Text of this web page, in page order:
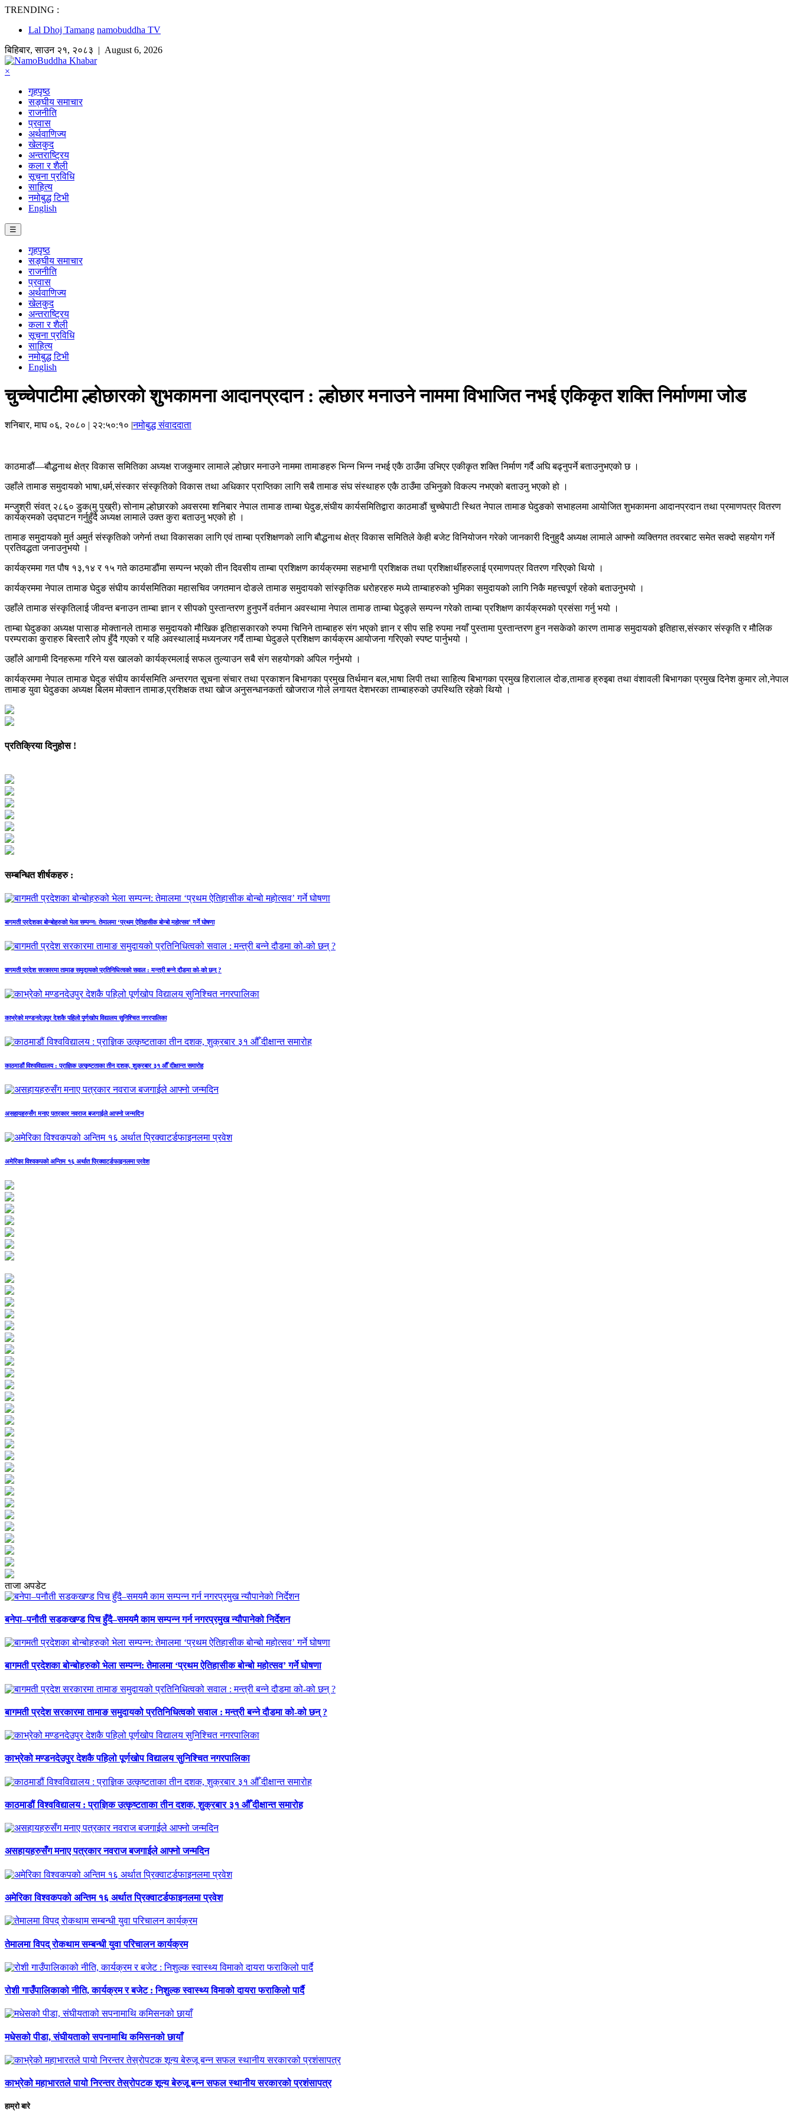
TRENDING :
Lal Dhoj Tamang namobuddha TV
बिहिबार,साउन २१, २०८३ | August 6, 2026
×
गृहपृष्ठ
सङ्घीय समाचार
राजनीति
प्रवास
अर्थवाणिज्य
खेलकुद
अन्तराष्ट्रिय
कला र शैली
सूचना प्रविधि
साहित्य
नमोबुद्ध टिभी
English
☰
गृहपृष्ठ
सङ्घीय समाचार
राजनीति
प्रवास
अर्थवाणिज्य
खेलकुद
अन्तराष्ट्रिय
कला र शैली
सूचना प्रविधि
साहित्य
नमोबुद्ध टिभी
English
चुच्चेपाटीमा ल्होछारको शुभकामना आदानप्रदान : ल्होछार मनाउने नाममा विभाजित नभई एकिकृत शक्ति निर्माणमा जोड
शनिबार, माघ ०६, २०८० | २२:५०:१० |नमोबुद्ध संवाददाता
काठमाडौं—बौद्धनाथ क्षेत्र विकास समितिका अध्यक्ष राजकुमार लामाले ल्होछार मनाउने नाममा तामाङहरु भिन्न भिन्न नभई एकै ठाउँमा उभिएर एकीकृत शक्ति निर्माण गर्दै अघि बढ्नुपर्ने बताउनुभएको छ ।
उहाँले तामाङ समुदायको भाषा,धर्म,संस्कार संस्कृतिको विकास तथा अधिकार प्राप्तिका लागि सबै तामाङ संघ संस्थाहरु एकै ठाउँमा उभिनुको विकल्प नभएको बताउनु भएको हो ।
मन्जुश्री संवत् २८६० डुक(मु पुख्री) सोनाम ल्होछारको अवसरमा शनिबार नेपाल तामाङ ताम्बा घेदुङ,संघीय कार्यसमितिद्वारा काठमाडौं चुच्चेपाटी स्थित नेपाल तामाङ घेदुङको सभाहलमा आयोजित शुभकामना आदानप्रदान तथा प्रमाणपत्र वितरण
कार्यक्रमको उद्घाटन गर्नुहुँदै अध्यक्ष लामाले उक्त कुरा बताउनु भएको हो ।
तामाङ समुदायको मुर्त अमुर्त संस्कृतिको जगेर्ना तथा विकासका लागि एवं ताम्बा प्रशिक्षणको लागि बौद्धनाथ क्षेत्र विकास समितिले केही बजेट विनियोजन गरेको जानकारी दिनुहुदै अध्यक्ष लामाले आफ्नो व्यक्तिगत तवरबाट समेत सक्दो सहयोग गर्ने
प्रतिवद्धता जनाउनुभयो ।
कार्यक्रममा गत पौष १३,१४ र १५ गते काठमाडौंमा सम्पन्न भएको तीन दिवसीय ताम्बा प्रशिक्षण कार्यक्रममा सहभागी प्रशिक्षक तथा प्रशिक्षार्थीहरुलाई प्रमाणपत्र वितरण गरिएको थियो ।
कार्यक्रममा नेपाल तामाङ घेदुङ संघीय कार्यसमितिका महासचिव जगतमान दोङले तामाङ समुदायको सांस्कृतिक धरोहरहरु मध्ये ताम्बाहरुको भुमिका समुदायको लागि निकै महत्त्वपूर्ण रहेको बताउनुभयो ।
उहाँले तामाङ संस्कृतिलाई जीवन्त बनाउन ताम्बा ज्ञान र सीपको पुस्तान्तरण हुनुपर्ने वर्तमान अवस्थामा नेपाल तामाङ ताम्बा घेदुङ्ले सम्पन्न गरेको ताम्बा प्रशिक्षण कार्यक्रमको प्रसंसा गर्नु भयो ।
ताम्बा घेदुङका अध्यक्ष पासाङ मोक्तानले तामाङ समुदायको मौखिक इतिहासकारको रुपमा चिनिने ताम्बाहरु संग भएको ज्ञान र सीप सहि रुपमा नयाँ पुस्तामा पुस्तान्तरण हुन नसकेको कारण तामाङ समुदायको इतिहास,संस्कार संस्कृति र मौलिक
परम्पराका कुराहरु बिस्तारै लोप हुँदै गएको र यहि अवस्थालाई मध्यनजर गर्दै ताम्बा घेदुङले प्रशिक्षण कार्यक्रम आयोजना गरिएको स्पष्ट पार्नुभयो ।
उहाँले आगामी दिनहरूमा गरिने यस खालको कार्यक्रमलाई सफल तुल्याउन सबै संग सहयोगको अपिल गर्नुभयो ।
कार्यक्रममा नेपाल तामाङ घेदुङ संघीय कार्यसमिति अन्तरगत सूचना संचार तथा प्रकाशन बिभागका प्रमुख तिर्थमान बल,भाषा लिपी तथा साहित्य बिभागका प्रमुख हिरालाल दोङ,तामाङ ह्रुइबा तथा वंशावली बिभागका प्रमुख दिनेश कुमार लो,नेपाल
तामाङ युवा घेदुङका अध्यक्ष बिलम मोक्तान तामाङ,प्रशिक्षक तथा खोज अनुसन्धानकर्ता खोजराज गोले लगायत देशभरका ताम्बाहरुको उपस्थिति रहेको थियो ।
प्रतिक्रिया दिनुहोस !
सम्बन्धित शीर्षकहरु :
बागमती प्रदेशका बोन्बोहरुको भेला सम्पन्न: तेमालमा ‘प्रथम ऐतिहासीक बोन्बो महोत्सव’ गर्ने घोषणा
बागमती प्रदेश सरकारमा तामाङ समुदायको प्रतिनिधित्वको सवाल : मन्त्री बन्ने दौडमा को‐को छन् ?
काभ्रेको मण्डनदेउपुर देशकै पहिलो पूर्णखोप विद्यालय सुनिश्चित नगरपालिका
काठमाडौं विश्वविद्यालय : प्राज्ञिक उत्कृष्टताका तीन दशक, शुक्रबार ३१ औँ दीक्षान्त समारोह
असहायहरुसँग मनाए पत्रकार नवराज बजगाईले आफ्नो जन्मदिन
अमेरिका विश्वकपको अन्तिम १६ अर्थात प्रिक्वाटर्डफाइनलमा प्रवेश
ताजा अपडेट
बनेपा–पनौती सडकखण्ड पिच हुँदै–समयमै काम सम्पन्न गर्न नगरप्रमुख न्यौपानेको निर्देशन
बागमती प्रदेशका बोन्बोहरुको भेला सम्पन्न: तेमालमा ‘प्रथम ऐतिहासीक बोन्बो महोत्सव’ गर्ने घोषणा
बागमती प्रदेश सरकारमा तामाङ समुदायको प्रतिनिधित्वको सवाल : मन्त्री बन्ने दौडमा को‐को छन् ?
काभ्रेको मण्डनदेउपुर देशकै पहिलो पूर्णखोप विद्यालय सुनिश्चित नगरपालिका
काठमाडौं विश्वविद्यालय : प्राज्ञिक उत्कृष्टताका तीन दशक, शुक्रबार ३१ औँ दीक्षान्त समारोह
असहायहरुसँग मनाए पत्रकार नवराज बजगाईले आफ्नो जन्मदिन
अमेरिका विश्वकपको अन्तिम १६ अर्थात प्रिक्वाटर्डफाइनलमा प्रवेश
तेमालमा विपद् रोकथाम सम्बन्धी युवा परिचालन कार्यक्रम
रोशी गाउँपालिकाको नीति, कार्यक्रम र बजेट : निशुल्क स्वास्थ्य विमाको दायरा फराकिलो पार्दै
मधेसको पीडा, संघीयताको सपनामाथि कमिसनको छायाँ
काभ्रेको महाभारतले पायो निरन्तर तेस्रोपटक शून्य बेरुजू बन्न सफल स्थानीय सरकारको प्रशंसापत्र
हाम्रो बारे